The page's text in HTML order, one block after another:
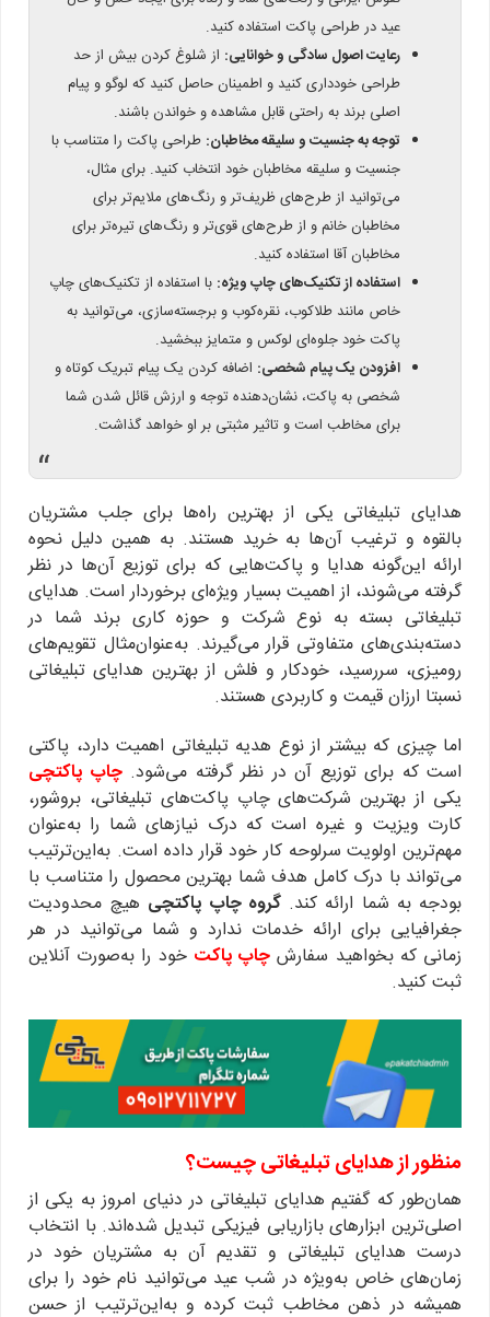
عید در طراحی پاکت استفاده کنید.
رعایت اصول سادگی و خوانایی: از شلوغ کردن بیش از حد
طراحی خودداری کنید و اطمینان حاصل کنید که لوگو و پیام
اصلی برند به راحتی قابل مشاهده و خواندن باشند.
توجه به جنسیت و سلیقه مخاطبان: طراحی پاکت را متناسب با
جنسیت و سلیقه مخاطبان خود انتخاب کنید. برای مثال،
می‌توانید از طرح‌های ظریف‌تر و رنگ‌های ملایم‌تر برای
مخاطبان خانم و از طرح‌های قوی‌تر و رنگ‌های تیره‌تر برای
مخاطبان آقا استفاده کنید.
استفاده از تکنیک‌های چاپ ویژه: با استفاده از تکنیک‌های چاپ
خاص مانند طلاکوب، نقره‌کوب و برجسته‌سازی، می‌توانید به
پاکت خود جلوه‌ای لوکس و متمایز ببخشید.
افزودن یک پیام شخصی: اضافه کردن یک پیام تبریک کوتاه و
شخصی به پاکت، نشان‌دهنده توجه و ارزش قائل شدن شما
برای مخاطب است و تاثیر مثبتی بر او خواهد گذاشت.
“
هدایای تبلیغاتی یکی از بهترین راه‌ها برای جلب مشتریان
بالقوه و ترغیب آن‌ها به خرید هستند. به همین دلیل نحوه
ارائه این‌گونه هدایا و پاکت‌هایی که برای توزیع آن‌ها در نظر
گرفته می‌شوند، از اهمیت بسیار ویژه‌ای برخوردار است. هدایای
تبلیغاتی بسته به نوع شرکت و حوزه کاری برند شما در
دسته‌بندی‌های متفاوتی قرار می‌گیرند. به‌عنوان‌مثال تقویم‌های
رومیزی، سررسید، خودکار و فلش از بهترین هدایای تبلیغاتی
نسبتا ارزان‌ قیمت و کاربردی هستند.
اما چیزی که بیشتر از نوع هدیه تبلیغاتی اهمیت دارد، پاکتی
است که برای توزیع آن در نظر گرفته می‌شود.چاپ پاکتچی
یکی از بهترین شرکت‌های چاپ پاکت‌های تبلیغاتی، بروشور،
کارت ویزیت و غیره است که درک نیازهای شما را به‌عنوان
مهم‌ترین اولویت سرلوحه کار خود قرار داده است. به‌این‌ترتیب
می‌تواند با درک کامل هدف شما بهترین محصول را متناسب با
بودجه به شما ارائه کند.گروه چاپ پاکتچی هیچ محدودیت
جغرافیایی برای ارائه خدمات ندارد و شما می‌توانید در هر
زمانی که بخواهید سفارش چاپ پاکت خود را به‌صورت آنلاین
ثبت کنید.
منظور از هدایای تبلیغاتی چیست؟
همان‌طور که گفتیم هدایای تبلیغاتی در دنیای امروز به یکی از
اصلی‌ترین ابزارهای بازاریابی فیزیکی تبدیل شده‌اند. با انتخاب
درست هدایای تبلیغاتی و تقدیم آن به مشتریان خود در
زمان‌های خاص به‌ویژه در شب عید می‌توانید نام خود را برای
همیشه در ذهن مخاطب ثبت کرده و به‌این‌ترتیب از حسن